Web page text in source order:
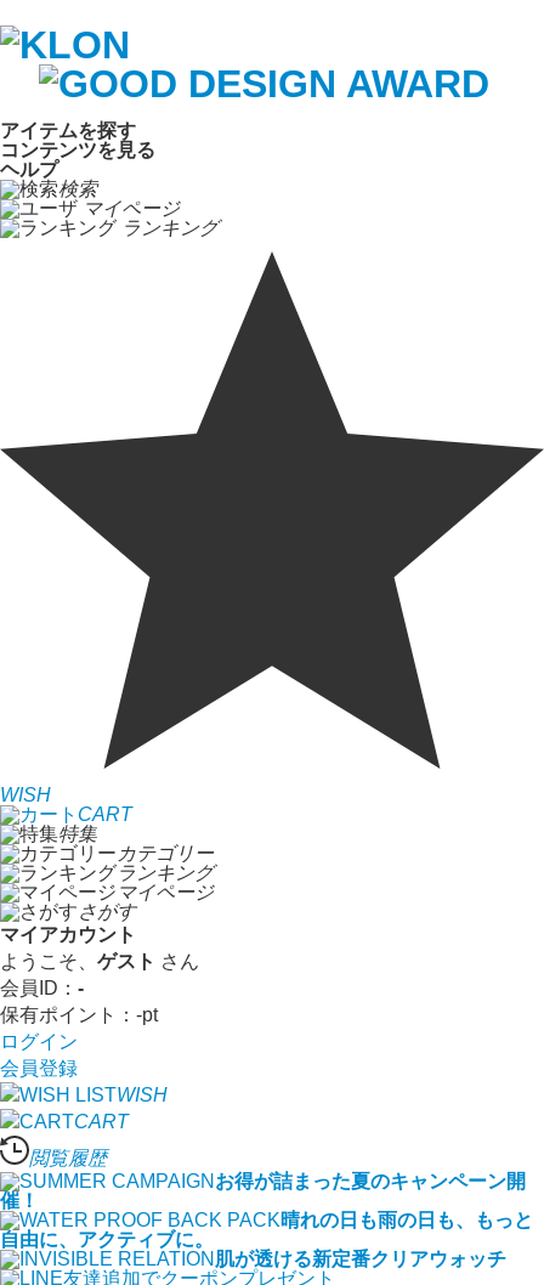
アイテムを探す
コンテンツを見る
ヘルプ
検索
マイページ
ランキング
WISH
CART
特集
カテゴリー
ランキング
マイページ
さがす
マイアカウント
ようこそ、 ゲスト さん
会員ID： -
保有ポイント： -pt
ログイン
会員登録
WISH
CART
閲覧履歴
お得が詰まった夏のキャンペーン開
催！
晴れの日も雨の日も、もっと
自由に、アクティブに。
肌が透ける新定番クリアウォッチ